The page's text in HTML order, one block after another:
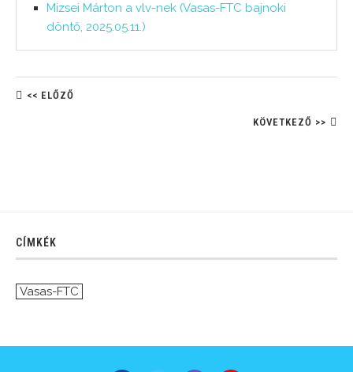
Mizsei Márton a vlv-nek (Vasas-FTC bajnoki
döntő, 2025.05.11.)
<< ELŐZŐ
KÖVETKEZŐ >>
CÍMKÉK
Vasas-FTC